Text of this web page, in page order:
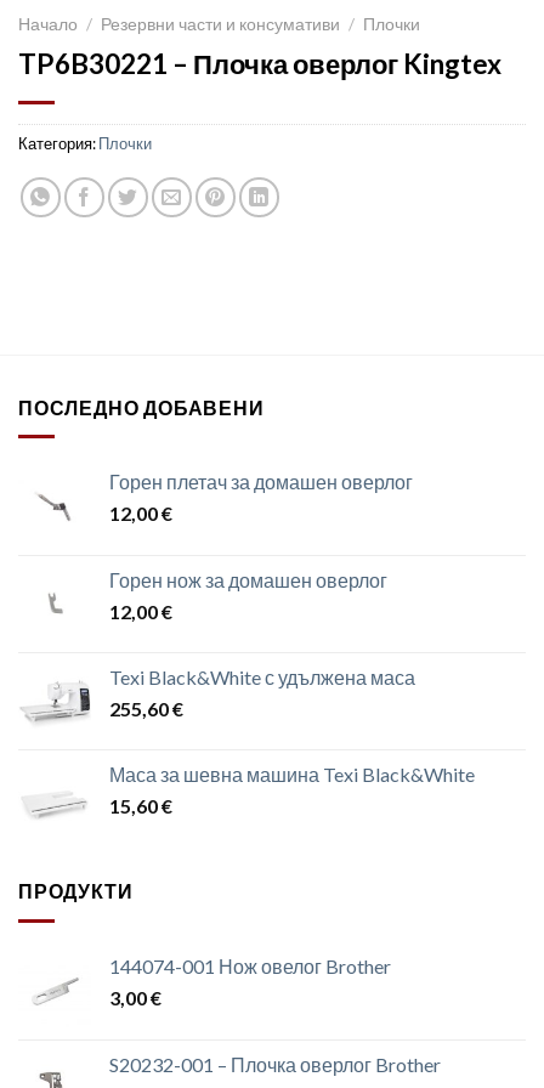
Начало / Резервни части и консумативи / Плочки
TP6B30221 – Плочка оверлог Kingtex
Категория:Плочки
ПОСЛЕДНО ДОБАВЕНИ
Горен плетач за домашен оверлог
12,00€
Горен нож за домашен оверлог
12,00€
Texi Black&White с удължена маса
255,60€
Маса за шевна машина Texi Black&White
15,60€
ПРОДУКТИ
144074-001 Нож овелог Brother
3,00€
S20232-001 – Плочка оверлог Brother